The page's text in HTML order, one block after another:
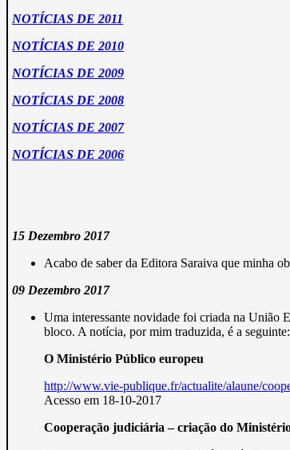
NOTÍCIAS DE 2011
NOTÍCIAS DE 2010
NOTÍCIAS DE 2009
NOTÍCIAS DE 2008
NOTÍCIAS DE 2007
NOTÍCIAS DE 2006
15 Dezembro 2017
Acabo de saber da Editora Saraiva que minha
09 Dezembro 2017
Uma interessante novidade foi criada na União
bloco. A notícia, por mim traduzida, é a seguinte:
O Ministério Público europeu
http://www.vie-publique.fr/actualite/alaune/
Acesso em 18-10-2017
Cooperação judiciária – criação do